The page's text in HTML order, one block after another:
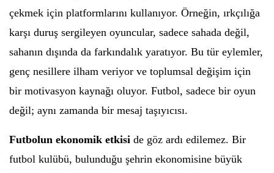
çekmek için platformlarını kullanıyor. Örneğin, ırkçılığa
karşı duruş sergileyen oyuncular, sadece sahada değil,
sahanın dışında da farkındalık yaratıyor. Bu tür eylemler,
genç nesillere ilham veriyor ve toplumsal değişim için
bir motivasyon kaynağı oluyor. Futbol, sadece bir oyun
değil; aynı zamanda bir mesaj taşıyıcısı.
Futbolun ekonomik etkisi de göz ardı edilemez. Bir
futbol kulübü, bulunduğu şehrin ekonomisine büyük